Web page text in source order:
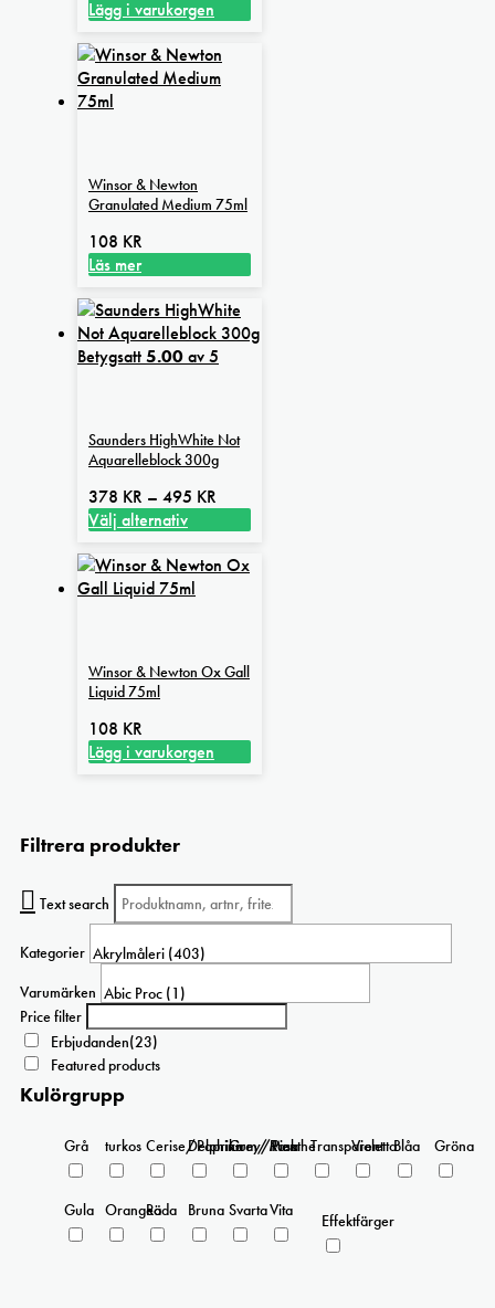
Lägg i varukorgen
Winsor & Newton
Granulated Medium 75ml
108 KR
Läs mer
Betygsatt5.00av 5
Saunders HighWhite Not
Aquarelleblock 300g
378 KR – 495 KR
378 kr
495 kr
Välj alternativ
här
produkten
De
olika
alternativen
kan
Winsor & Newton Ox Gall
Liquid 75ml
108 KR
Lägg i varukorgen
Filtrera produkter
Text search
Kategorier
Varumärken
Price filter
Erbjudanden(23)
Featured products
Kulörgrupp
Grå turkos Cerise/Paprika
Delphinium/Menthe
Grey/Pink
Rosa Transparent
ViolettaBlåa Gröna
Gula OrangeaRöda Bruna SvartaVita
Effektfärger